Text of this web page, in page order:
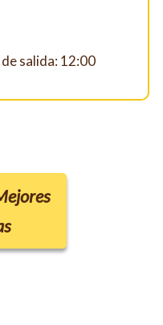
salida: 12:00